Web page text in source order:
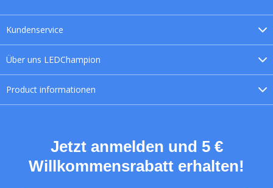
Über uns LEDChampion
Product informationen
Kundenservice
Jetzt anmelden und 5 €
Willkommensrabatt erhalten!